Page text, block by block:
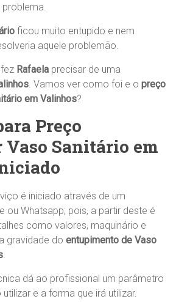
ficou muito entupido e nem
aquele problemão.
Rafaela precisar de uma
. Vamos ver como foi e opreço
em Valinhos?
Preço
Vaso Sanitário em
é iniciado através de um
ou Whatsapp; pois, a partir deste é
como valores, maquinário e
gravidade doentupimento de Vaso
dá ao profissional um parâmetro
e a forma que irá utilizar.